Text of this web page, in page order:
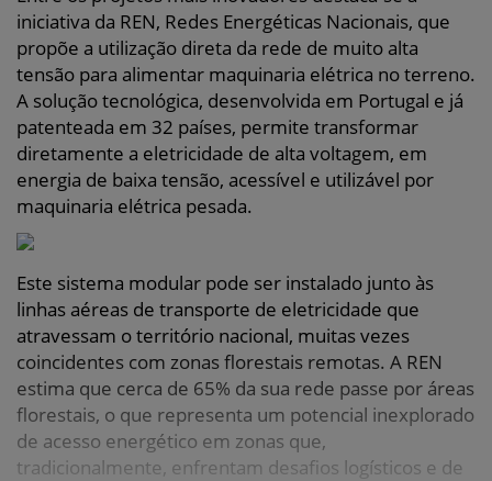
iniciativa da REN, Redes Energéticas Nacionais, que
propõe a utilização direta da rede de muito alta
tensão para alimentar maquinaria elétrica no terreno.
A solução tecnológica, desenvolvida em Portugal e já
patenteada em 32 países, permite transformar
diretamente a eletricidade de alta voltagem, em
energia de baixa tensão, acessível e utilizável por
maquinaria elétrica pesada.
Este sistema modular pode ser instalado junto às
linhas aéreas de transporte de eletricidade que
atravessam o território nacional, muitas vezes
coincidentes com zonas florestais remotas. A REN
estima que cerca de 65% da sua rede passe por áreas
florestais, o que representa um potencial inexplorado
de acesso energético em zonas que,
tradicionalmente, enfrentam desafios logísticos e de